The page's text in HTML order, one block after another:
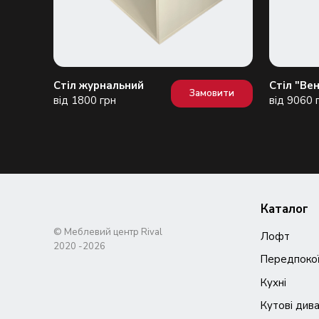
Стіл журнальний
від 1800 грн
Замовити
Стіл
від 9060
© Меблевий центр Rival
Каталог
Лофт
Кухні
Кутові